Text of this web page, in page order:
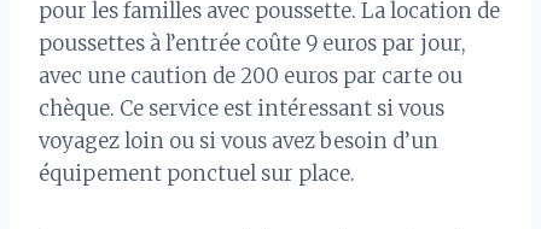
pour les familles avec poussette. La location de
poussettes à l’entrée coûte 9 euros par jour,
avec une caution de 200 euros par carte ou
chèque. Ce service est intéressant si vous
voyagez loin ou si vous avez besoin d’un
équipement ponctuel sur place.